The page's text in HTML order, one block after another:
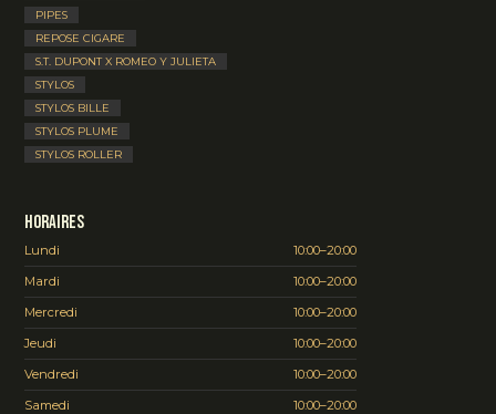
PIPES
REPOSE CIGARE
S.T. DUPONT X ROMEO Y JULIETA
STYLOS
STYLOS BILLE
STYLOS PLUME
STYLOS ROLLER
Horaires
Lundi
10:00–20:00
Mardi
10:00–20:00
Mercredi
10:00–20:00
Jeudi
10:00–20:00
Vendredi
10:00–20:00
Samedi
10:00–20:00